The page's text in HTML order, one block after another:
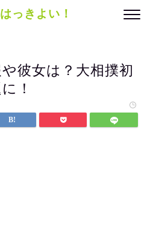
はっきよい！
彼女は？大相撲初
！